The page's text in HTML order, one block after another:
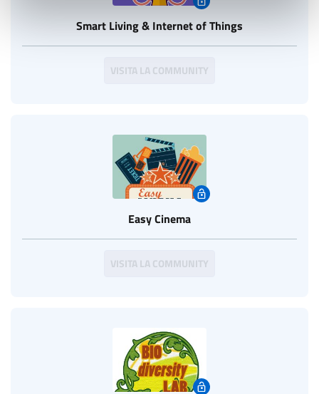
Smart Living & Internet of Things
VISITA LA COMMUNITY
Easy Cinema
VISITA LA COMMUNITY